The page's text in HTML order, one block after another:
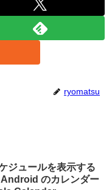
ryomatsu
ジュールを表示する
のカレンダー